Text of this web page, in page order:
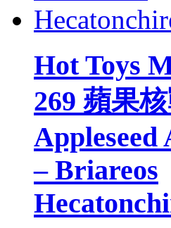
Hot Toys
269 蘋果
Appleseed
– Briareos